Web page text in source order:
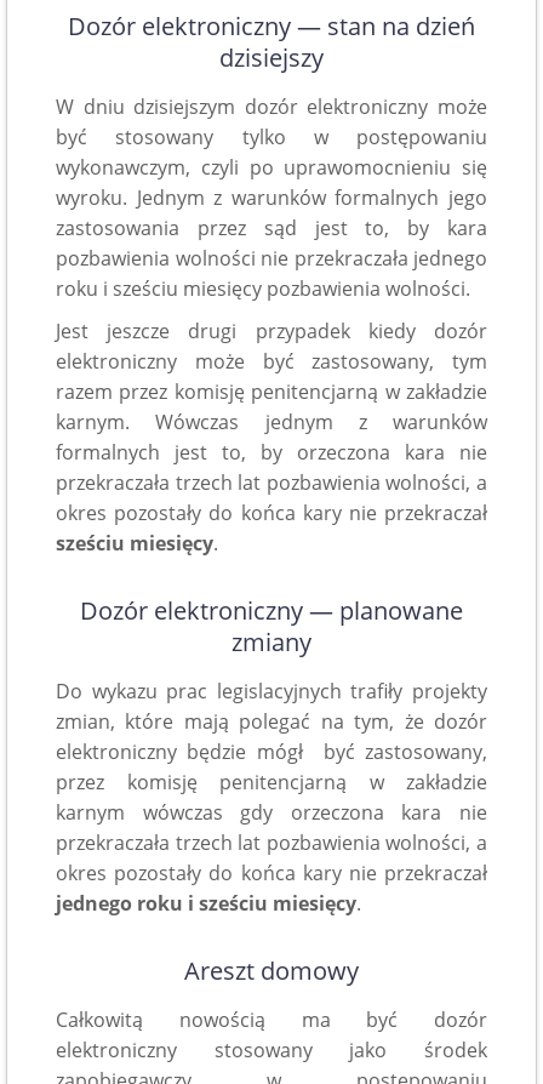
Dozór elektroniczny — stan na dzień
dzisiejszy
W dniu dzisiejszym dozór elektroniczny może
być stosowany tylko w postępowaniu
wykonawczym, czyli po uprawomocnieniu się
wyroku. Jednym z warunków formalnych jego
zastosowania przez sąd jest to, by kara
pozbawienia wolności nie przekraczała jednego
roku i sześciu miesięcy pozbawienia wolności.
Jest jeszcze drugi przypadek kiedy dozór
elektroniczny może być zastosowany, tym
razem przez komisję penitencjarną w zakładzie
karnym. Wówczas jednym z warunków
formalnych jest to, by orzeczona kara nie
przekraczała trzech lat pozbawienia wolności, a
okres pozostały do końca kary nie przekraczał
sześciu miesięcy.
Dozór elektroniczny — planowane
zmiany
Do wykazu prac legislacyjnych trafiły projekty
zmian, które mają polegać na tym, że dozór
elektroniczny będzie mógł być zastosowany,
przez komisję penitencjarną w zakładzie
karnym wówczas gdy orzeczona kara nie
przekraczała trzech lat pozbawienia wolności, a
okres pozostały do końca kary nie przekraczał
jednego roku i sześciu miesięcy.
Areszt domowy
Całkowitą nowością ma być dozór
elektroniczny stosowany jako środek